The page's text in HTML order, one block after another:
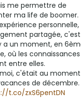
me permettre de
ma life de boomer.
personnelle,
partagée, c'est
a un moment, en
où les connaissances
entre elles.
c'était au moment
de décembre.
t.co/zxS6pentDN